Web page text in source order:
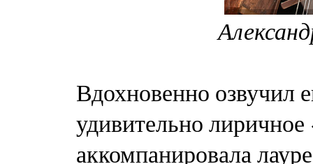
Вдохновенно озвучил
удивительно
аккомпанировала